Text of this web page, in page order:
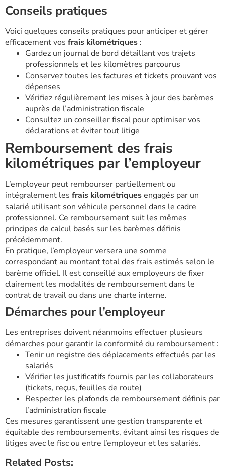
Conseils pratiques
Voici quelques conseils pratiques pour anticiper et gérer
efficacement vos frais kilométriques :
Gardez un journal de bord détaillant vos trajets
professionnels et les kilomètres parcourus
Conservez toutes les factures et tickets prouvant vos
dépenses
Vérifiez régulièrement les mises à jour des barèmes
auprès de l’administration fiscale
Consultez un conseiller fiscal pour optimiser vos
déclarations et éviter tout litige
Remboursement des frais
kilométriques par l’employeur
L’employeur peut rembourser partiellement ou
intégralement les frais kilométriquesengagés par un
salarié utilisant son véhicule personnel dans le cadre
professionnel. Ce remboursement suit les mêmes
principes de calcul basés sur les barèmes définis
précédemment.
En pratique, l’employeur versera une somme
correspondant au montant total des frais estimés selon le
barème officiel. Il est conseillé aux employeurs de fixer
clairement les modalités de remboursement dans le
contrat de travail ou dans une charte interne.
Démarches pour l’employeur
Les entreprises doivent néanmoins effectuer plusieurs
démarches pour garantir la conformité du remboursement :
Tenir un registre des déplacements effectués par les
salariés
Vérifier les justificatifs fournis par les collaborateurs
(tickets, reçus, feuilles de route)
Respecter les plafonds de remboursement définis par
l’administration fiscale
Ces mesures garantissent une gestion transparente et
équitable des remboursements, évitant ainsi les risques de
litiges avec le fisc ou entre l’employeur et les salariés.
Related Posts: